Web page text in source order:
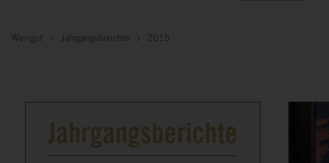
Weingut Jahrgangsberichte 2015
Jahrgangsberichte